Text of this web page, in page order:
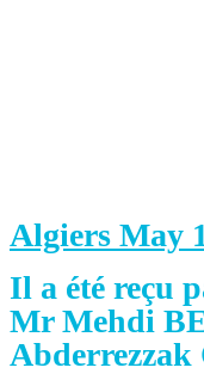
Algiers May
Il a été reçu
Mr Mehdi
Abderrezzak